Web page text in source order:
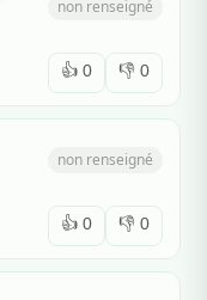
non renseigné
👍 0 👎 0
non renseigné
👍 0 👎 0